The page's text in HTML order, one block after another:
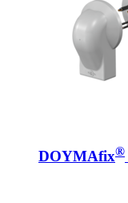
DOYMAfix®